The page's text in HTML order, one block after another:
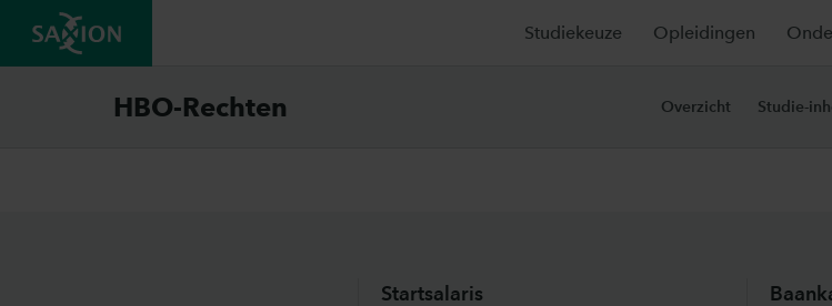
Studiekeuze Opleidingen
HBO-Rechten Overzicht Studie-
Jouw toekomst
Startsalaris